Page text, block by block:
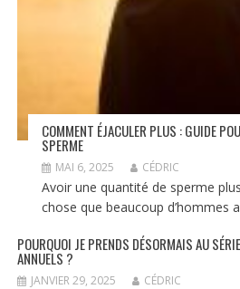
COMMENT ÉJACULER PLUS : GUIDE
SPERME
MAI 6, 2025 CÉDRIC
Avoir une quantité de sperme
chose que beaucoup d’hommes
POURQUOI JE PRENDS DÉSORMAIS AU
ANNUELS ?
JANVIER 29, 2025 CÉDRIC